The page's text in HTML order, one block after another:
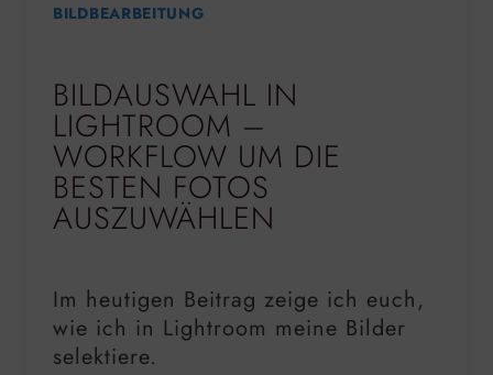
BILDBEARBEITUNG
BILDAUSWAHL IN
LIGHTROOM –
WORKFLOW UM DIE
BESTEN FOTOS
AUSZUWÄHLEN
Im heutigen Beitrag zeige ich euch,
wie ich in Lightroom meine Bilder
selektiere.